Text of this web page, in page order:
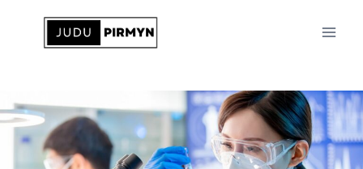
content